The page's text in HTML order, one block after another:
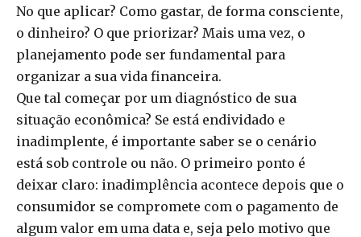
No que aplicar? Como gastar, de forma consciente,
o dinheiro? O que priorizar? Mais uma vez, o
planejamento pode ser fundamental para
organizar a sua vida financeira.
Que tal começar por um diagnóstico de sua
situação econômica? Se está endividado e
inadimplente, é importante saber se o cenário
está sob controle ou não. O primeiro ponto é
deixar claro: inadimplência acontece depois que o
consumidor se compromete com o pagamento de
algum valor em uma data e, seja pelo motivo que